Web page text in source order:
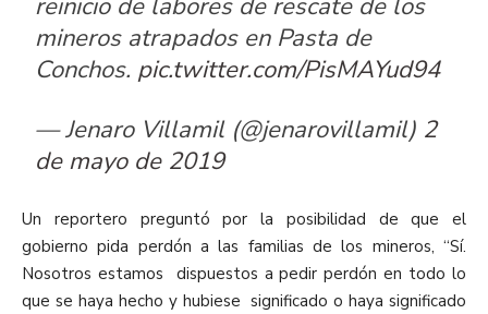
reinicio de labores de rescate de los
mineros atrapados en Pasta de
Conchos. pic.twitter.com/PisMAYud94
— Jenaro Villamil (@jenarovillamil) 2
de mayo de 2019
Un reportero preguntó por la posibilidad de que el
gobierno pida perdón a las familias de los mineros, “Sí.
Nosotros estamos dispuestos a pedir perdón en todo lo
que se haya hecho y hubiese significado o haya significado